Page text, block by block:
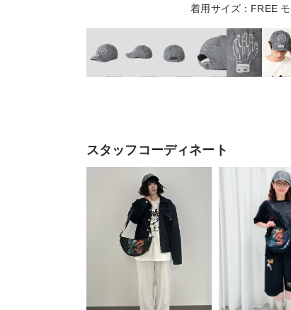
着用サイズ：FREE
スタッフコーディネート